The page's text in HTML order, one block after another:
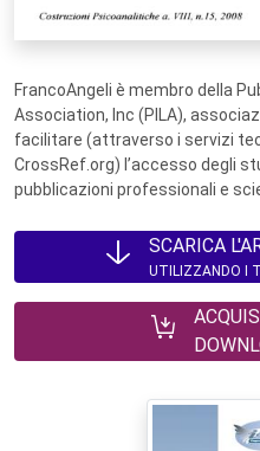
FrancoAngeli è membro della
Association, Inc (PILA),
facilitare (attraverso i servizi
CrossRef.org) l’accesso degli
pubblicazioni professionali e
SCARICA
UTILIZZANDO I